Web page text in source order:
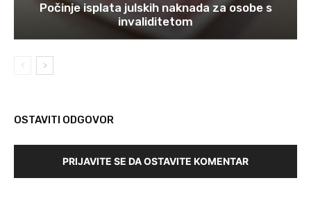
Počinje isplata julskih naknada za osobe s
invaliditetom
OSTAVITI ODGOVOR
PRIJAVITE SE DA OSTAVITE KOMENTAR